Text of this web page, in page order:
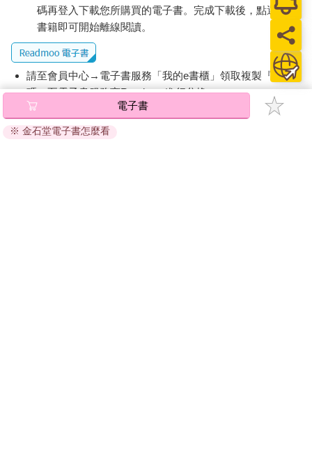
碼再登入下載您所購買的電子書。完成下載後，點選任一
書籍即可開始離線閱讀。
請至會員中心→電子書服務「我的e書櫃」領取複製『兌換
碼』至電子書服務商Readmoo進行兌換。
退換貨須知：
因版權保護，您在金石堂所購買的電子書僅能以金石堂專屬
電子書
※ 金石堂電子書怎麼看